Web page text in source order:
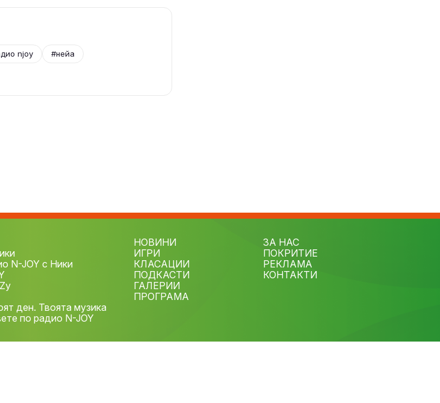
njoy
#нейа
N-JOY с Ники
ден. Твоята музика
по радио N-JOY
НОВИНИ
ИГРИ
КЛАСАЦИИ
ПОДКАСТИ
ГАЛЕРИИ
ПРОГРАМА
ЗА НАС
ПОКРИТИЕ
РЕКЛАМА
КОНТАКТИ